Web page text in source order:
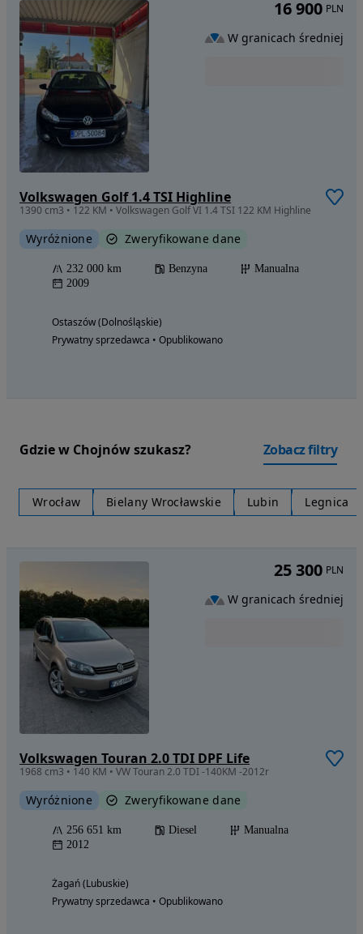
Volkswagen Golf 1.4 TSI Highline
1390 cm3 • 122 KM • Volkswagen Golf VI 1.4 TSI 122 KM Highline
Wyróżnione Zweryfikowane dane
232 000 km Benzyna
Manualna
2009
Ostaszów (Dolnośląskie)
Prywatny sprzedawca • Opublikowano
16 900 PLN
W granicach średniej
Gdzie w Chojnów szukasz? Zobacz filtry
Wrocław Bielany Wrocławskie Lubin Legnica
Volkswagen Touran 2.0 TDI DPF Life
1968 cm3 • 140 KM • VW Touran 2.0 TDI -140KM -2012r
Wyróżnione Zweryfikowane dane
256 651 km Diesel
Manualna
2012
Żagań (Lubuskie)
Prywatny sprzedawca • Opublikowano
25 300 PLN
W granicach średniej